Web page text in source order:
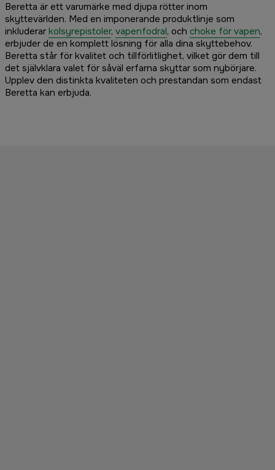
Beretta är ett varumärke med djupa rötter inom
skyttevärlden. Med en imponerande produktlinje som
inkluderar kolsyrepistoler, vapenfodral, och choke för vapen,
erbjuder de en komplett lösning för alla dina skyttebehov.
Beretta står för kvalitet och tillförlitlighet, vilket gör dem till
det självklara valet för såväl erfarna skyttar som nybörjare.
Upplev den distinkta kvaliteten och prestandan som endast
Beretta kan erbjuda.